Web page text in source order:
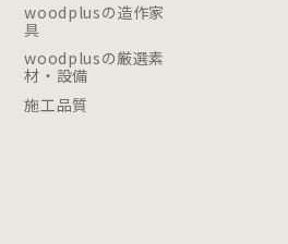
woodplusの造作家
具
woodplusの厳選素
材・設備
施工品質